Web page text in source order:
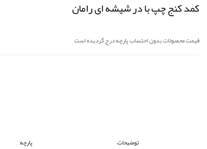
کمد کنج چپ با در شیشه ای رامان
قیمت محصولات بدون احتساب پارچه درج گردیده است
توضیحات پارچه